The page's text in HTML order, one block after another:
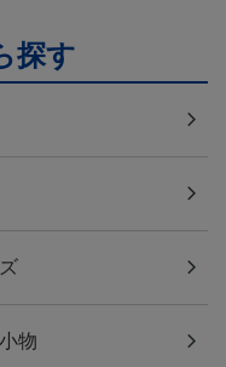
探す
物